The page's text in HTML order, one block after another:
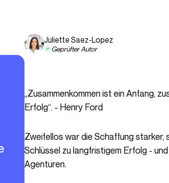
Juliette Saez-Lopez
Geprüfter Autor
„Zusammenkommen ist ein Anfang, zusammenbleiben ist ein Fortschritt, zusammenarbeiten ist ein
Erfolg“. - Henry Ford
Zweifellos war die Schaffung starker, symbiotischer Geschäftsbeziehungen schon immer der
Schlüssel zu langfristigem Erfolg -
Agenturen.